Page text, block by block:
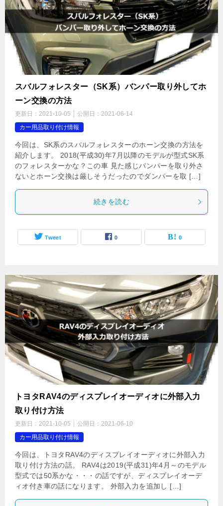
スバルフォレスター（SK系）バンパー取り外してホ
ーン交換の方法
更新日： 2021-10-05 公開日： 2021-06-14
カー用品取り付け情報
今回は、SK系のスバルフォレスターのホーン交換の方法を
紹介します。 2018(平成30)年7月以降のモデルが型式SK系
のフォレスターかな？この車 見た感じバンパーを取り外さ
ないとホーン交換は厳しそうだったのでダンパーを取 […]
続きを読む
Tweet 0 0
トヨタRAV4のディスプレイオーディオに外部入力
取り付け方法
更新日： 2021-10-05 公開日： 2021-06-10
カー用品取り付け情報
今回は、トヨタRAV4のディスプレイオーディオに外部入力
取り付け方法の話。 RAV4は2019(平成31)年4月～のモデル
型式では50系かな・・・の話ですが、ディスプレイオーデ
ィオ付き車の話になります。 外部入力を追加し […]